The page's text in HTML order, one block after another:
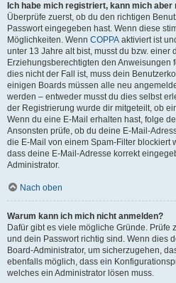
Ich habe mich registriert, kann mich aber
Überprüfe zuerst, ob du den richtigen
Passwort eingegeben hast. Wenn diese
Möglichkeiten. Wenn COPPA aktiviert ist
unter 13 Jahre alt bist, musst du bzw. einer
Erziehungsberechtigten den Anweisungen
dies nicht der Fall ist, muss dein
einigen Boards müssen alle neu
werden – entweder musst du dies selbst
der Registrierung wurde dir mitgeteilt, ob
Wenn du eine E-Mail erhalten hast, folge
Ansonsten prüfe, ob du deine E-Mail-
die E-Mail von einem Spam-Filter blockiert
dass deine E-Mail-Adresse korrekt
Administrator.
Nach oben
Warum kann ich mich nicht anmelden?
Dafür gibt es viele mögliche Gründe. Prüfe
und dein Passwort richtig sind. Wenn dies
Board-Administrator, um sicherzugehen,
ebenfalls möglich, dass ein
welches ein Administrator lösen muss.